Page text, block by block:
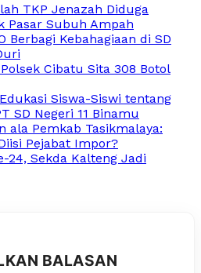
TKP Jenazah Diduga
Pasar Subuh Ampah
Berbagi Kebahagiaan di SD
Cibatu Sita 308 Botol
Siswa-Siswi tentang
SD Negeri 11 Binamu
ala Pemkab Tasikmalaya:
Pejabat Impor?
24, Sekda Kalteng Jadi
BALASAN